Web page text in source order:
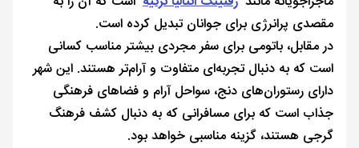
مقصدی پرانرژی برای جوانان تبدیل کرده است.
در مقابل، باتومی برای سفر مجردی بیشتر مناسب کسانی
است که به دنبال تجربه‌ای متفاوت و آرام‌تر هستند. این شهر
دارای رستوران‌های دنج، سواحل آرام و فضاهای فرهنگی
جذاب است که برای مسافرانی که به دنبال کشف فرهنگ
گرجی هستند، گزینه مناسبی خواهد بود.